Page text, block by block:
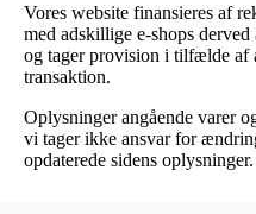
Vores website finansieres af
med adskillige e-shops
og tager provision i tilfælde af
transaktion.
Oplysninger angående varer
vi tager ikke ansvar for
opdaterede sidens oplysninger.